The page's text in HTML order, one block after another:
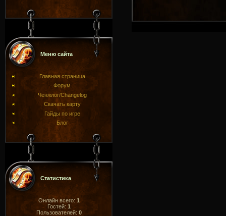
Меню сайта
Главная страница
Форум
Ченжлог/Changelog
Скачать карту
Гайды по игре
Блог
Статистика
Онлайн всего: 1
Гостей: 1
Пользователей: 0